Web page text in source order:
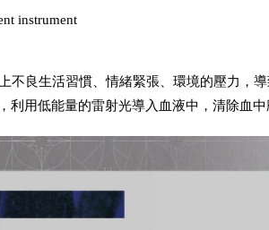
instrument
不良生活習慣、情緒緊張、環境的壓力，
利用低能量的雷射光導入血液中，清除血